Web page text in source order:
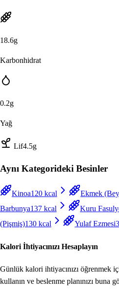
18.6g
Karbonhidrat
0.2g
Yağ
Lif4.5g
Aynı Kategorideki Besinler
Kinoa120 kcal Ekmek
Barbunya137 kcal Kuru
(Pişmiş)130 kcal Yulaf Ezmesi
Kalori İhtiyacınızı Hesaplayın
Günlük kalori ihtiyacınızı öğrenmek
kullanın ve beslenme planınızı buna